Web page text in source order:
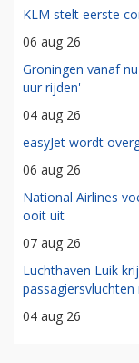
KLM stelt eerste
06 aug 26
Groningen vanaf
uur rijden'
04 aug 26
easyJet wordt
06 aug 26
National Airlines
ooit uit
07 aug 26
Luchthaven Luik
04 aug 26